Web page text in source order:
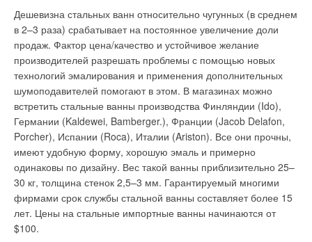
Дешевизна стальных ванн относительно чугунных (в среднем
в 2–3 раза) срабатывает на постоянное увеличение доли
продаж. Фактор цена/качество и устойчивое желание
производителей разрешать проблемы с помощью новых
технологий эмалирования и применения дополнительных
шумоподавителей помогают в этом. В магазинах можно
встретить стальные ванны производства Финляндии (Ido),
Германии (Kaldewei, Bamberger.), Франции (Jacob Delafon,
Porcher), Испании (Roca), Италии (Ariston). Все они прочны,
имеют удобную форму, хорошую эмаль и примерно
одинаковы по дизайну. Вес такой ванны приблизительно 25–
30 кг, толщина стенок 2,5–3 мм. Гарантируемый многими
фирмами срок службы стальной ванны составляет более 15
лет. Цены на стальные импортные ванны начинаются от
$100.
в основном распространен в загородных домах, где
устанавливается автономная система отопления.
ОТОПИТЕЛЬНЫЕ КОТЛЫ С ФУНКЦИЕЙ НАГРЕВА ВОДЫ
Другой комбинацией приготовления горячей воды при
помощи газа является использование двухконтурного
настенного или напольного отопительного котла. Принцип
нагрева воды в таких приборах можно сравнить с газовой
колонкой. Нагрев воды производится в процессе ее
протекания через газовый теплообменник. В этот период
отопление временно выключается. В большинстве случаев
пользование горячей водой занимает не слишком много
времени и за этот цикл вода, циркулирующая по всему
контуру отопления, не может остыть. Количество горячей
наладкой. Котел продолжает работать с той же автоматикой,
каких-либо переделок в тепловой схеме котельной при этом
не требуется.
Ряд стран (Германия, Швейцария, Финляндия) предлагают
на нашем рынке и комбинированные горелки, работающие
на двух видах топлива, в которых переход на другое топливо
осуществляется простым поворотом крана. Но подобные
горелки достаточно сложны в устройстве и наладке и,
соответственно, значительно дороже и по своей стоимости, и
в эксплуатации.
Электрические теплогенераторы не находят широкого
применения в России, в основном, из-за высокой стоимости
электроэнергии при ее использовании на отопительные
нужды, а также из-за часто ограниченного лимита